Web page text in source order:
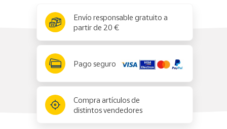
Envío responsable gratuito a
partir de 20 €
Pago seguro
Compra artículos de
distintos vendedores